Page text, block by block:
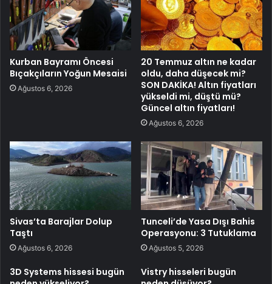
Kurban Bayramı Öncesi
Bıçakçıların Yoğun Mesaisi
Ağustos 6, 2026
20 Temmuz altın ne kadar
oldu, daha düşecek mi?
SON DAKİKA! Altın fiyatları
yükseldi mi, düştü mü?
Güncel altın fiyatları!
Ağustos 6, 2026
Sivas’ta Barajlar Dolup
Taştı
Ağustos 6, 2026
Tunceli’de Yasa Dışı Bahis
Operasyonu: 3 Tutuklama
Ağustos 5, 2026
3D Systems hissesi bugün
Vistry hisseleri bugün